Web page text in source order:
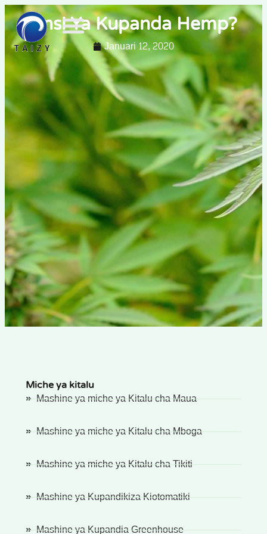
Jinsi Ya Kupanda Hemp?
Januari 12, 2020
Miche ya kitalu
Mashine ya miche ya Kitalu cha Maua
Mashine ya miche ya Kitalu cha Mboga
Mashine ya miche ya Kitalu cha Tikiti
Mashine ya Kupandikiza Kiotomatiki
Mashine ya Kupandia Greenhouse